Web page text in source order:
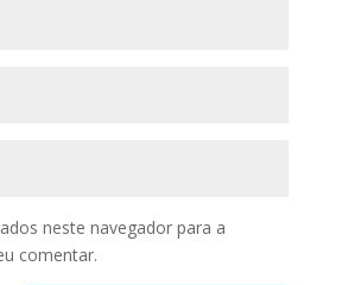
neste navegador para a
comentar.